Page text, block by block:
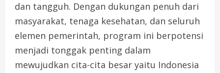
dan tangguh. Dengan dukungan penuh dari
masyarakat, tenaga kesehatan, dan seluruh
elemen pemerintah, program ini berpotensi
menjadi tonggak penting dalam
mewujudkan cita-cita besar yaitu Indonesia